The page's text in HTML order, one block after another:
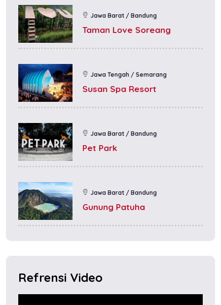
Jawa Barat / Bandung
Taman Love Soreang
Jawa Tengah / Semarang
Susan Spa Resort
Jawa Barat / Bandung
Pet Park
Jawa Barat / Bandung
Gunung Patuha
Refrensi Video